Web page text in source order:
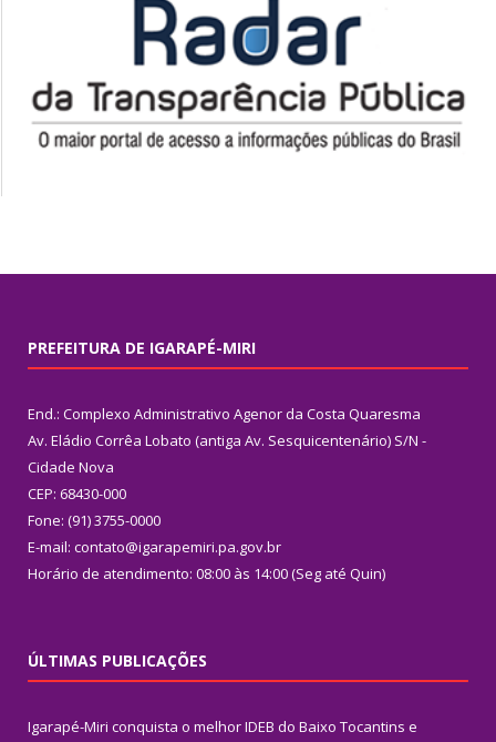
PREFEITURA DE IGARAPÉ-MIRI
End.: Complexo Administrativo Agenor da Costa Quaresma
Av. Eládio Corrêa Lobato (antiga Av. Sesquicentenário) S/N -
Cidade Nova
CEP: 68430-000
Fone: (91) 3755-0000
E-mail: contato@igarapemiri.pa.gov.br
Horário de atendimento: 08:00 às 14:00 (Seg até Quin)
ÚLTIMAS PUBLICAÇÕES
Igarapé-Miri conquista o melhor IDEB do Baixo Tocantins e